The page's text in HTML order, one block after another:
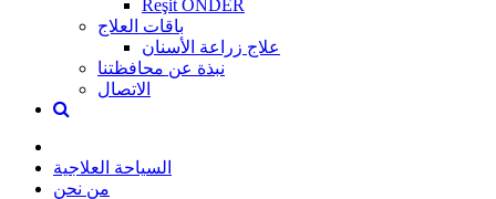
Reşit ÖNDER
باقات العلاج
علاج زراعة الأسنان
نبذة عن محافظتنا
الاتصال
السياحة العلاجية
من نحن